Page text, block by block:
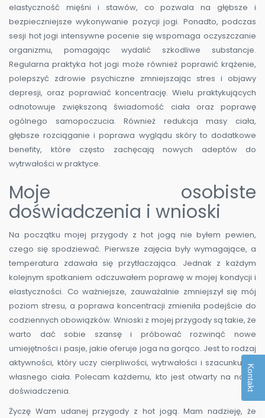
elastyczność mięśni i stawów, co pozwala na głębsze i
bezpieczniejsze wykonywanie pozycji jogi. Ponadto, podczas
sesji hot jogi intensywne pocenie się wspomaga oczyszczanie
organizmu, pomagając wydalić szkodliwe substancje.
Regularna praktyka hot jogi może również poprawić krążenie,
polepszyć zdrowie psychiczne zmniejszając stres i objawy
depresji, oraz poprawiać koncentrację. Wielu praktykujących
odnotowuje zwiększoną świadomość ciała oraz poprawę
ogólnego samopoczucia. Również redukcja masy ciała,
głębsze rozciąganie i poprawa wyglądu skóry to dodatkowe
benefity, które często zachęcają nowych adeptów do
wytrwałości w praktyce.
Moje osobiste
doświadczenia i wnioski
Na początku mojej przygody z hot jogą nie byłem pewien,
czego się spodziewać. Pierwsze zajęcia były wymagające, a
temperatura zdawała się przytłaczająca. Jednak z każdym
kolejnym spotkaniem odczuwałem poprawę w mojej kondycji i
elastyczności. Co ważniejsze, zauważalnie zmniejszył się mój
poziom stresu, a poprawa koncentracji zmieniła podejście do
codziennych obowiązków. Wnioski z mojej przygody są takie, że
warto dać sobie szansę i próbować rozwinąć nowe
umiejętności i pasje, jakie oferuje joga na gorąco. Jest to rodzaj
aktywności, który uczy cierpliwości, wytrwałości i szacunku do
własnego ciała. Polecam każdemu, kto jest otwarty na nowe
doświadczenia.
Życzę Wam udanej przygody z hot jogą. Mam nadzieję, że
Kontakt